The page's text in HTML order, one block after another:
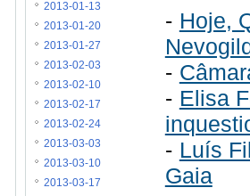
- Hoje,
-
- Elisa
- Luís
Gaia
2013-01-13
2013-01-20
2013-01-27
2013-02-03
2013-02-10
2013-02-17
2013-02-24
2013-03-03
2013-03-10
2013-03-17